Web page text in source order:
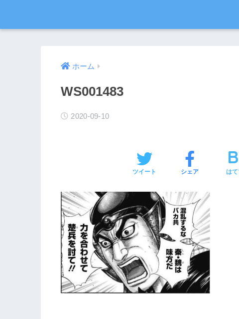
ホーム
WS001483
2020-09-10
ツイート シェア は